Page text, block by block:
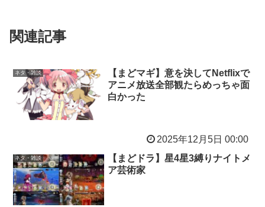
関連記事
ネタ・雑談
【まどマギ】意を決してNetflixで
アニメ放送全部観たらめっちゃ面
白かった
2025年12月5日 00:00
ネタ・雑談
【まどドラ】星4星3縛りナイトメ
ア芸術家